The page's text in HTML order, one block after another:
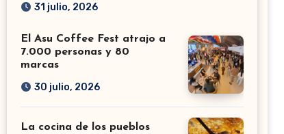
31 julio, 2026
El Asu Coffee Fest atrajo a
7.000 personas y 80
marcas
30 julio, 2026
La cocina de los pueblos